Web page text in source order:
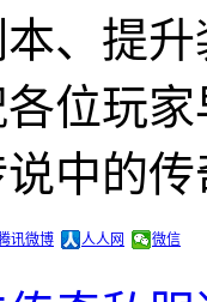
、提
位玩
中的
讯微博 人人网 微信